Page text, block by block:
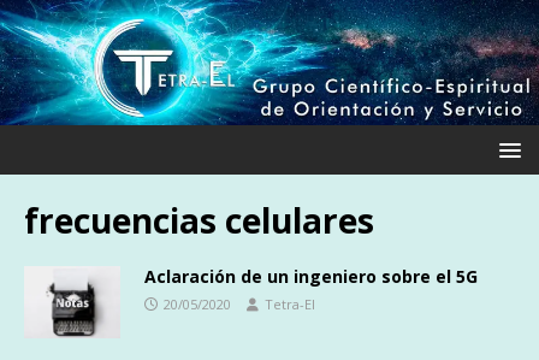
frecuencias celulares
Aclaración de un ingeniero sobre el 5G
20/05/2020 Tetra-El